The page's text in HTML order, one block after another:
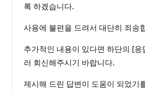
록 하겠습니다.
사용에 불편을 드려서 대단히 죄송
추가적인 내용이 있다면 하단의 [응
러 회신해주시기 바랍니다.
제시해 드린 답변이 도움이 되었기